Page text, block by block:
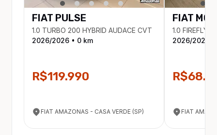
FIAT PULSE
1.0 TURBO 200 HYBRID AUDACE CVT
2026/2026 • 0 km
R$119.990
FIAT AMAZONAS - CASA VERDE (SP)
FIAT
1.0 FIREFLY
2026/2026
FIAT